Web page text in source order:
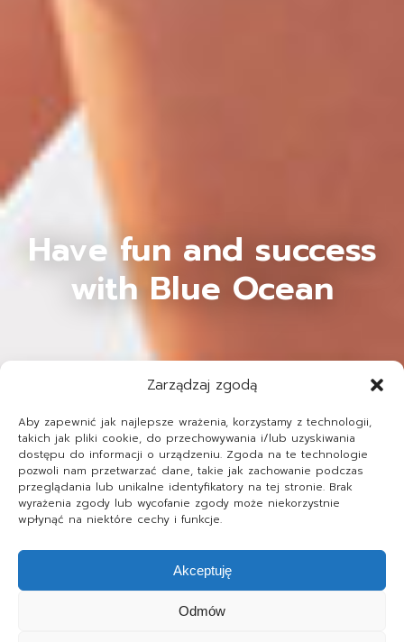
Zarządzaj zgodą
Aby zapewnić jak najlepsze wrażenia, korzystamy z technologii,
takich jak pliki cookie, do przechowywania i/lub uzyskiwania
dostępu do informacji o urządzeniu. Zgoda na te technologie
pozwoli nam przetwarzać dane, takie jak zachowanie podczas
przeglądania lub unikalne identyfikatory na tej stronie. Brak
wyrażenia zgody lub wycofanie zgody może niekorzystnie
wpłynąć na niektóre cechy i funkcje.
Akceptuję
Odmów
Have fun and success
with Blue Ocean